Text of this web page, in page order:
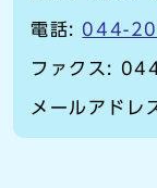
電話: 044-
ファクス:
メールアドレ